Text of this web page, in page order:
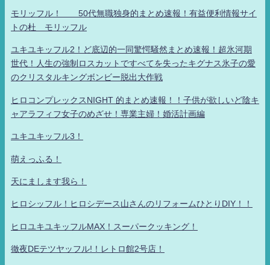
モリッフル！ 50代無職独身的まとめ速報！有益便利情報サイ
トの杜 モリッフル
ユキユキッフル2！ど底辺的一同驚愕騒然まとめ速報！超氷河期
世代！人生の強制ロスカットですべてを失ったキグナス氷子の愛
のクリスタルキングボンビー脱出大作戦
ヒロコンプレックスNIGHT 的まとめ速報！！子供が欲しいど陰キ
ャアラフィフ女子のめざせ！専業主婦！婚活計画編
ユキユキッフル3！
萌えっふる！
天にまします我ら！
ヒロシッフル！ヒロシデース山さんのリフォームひとりDIY！！
ヒロユキユキッフルMAX！スーパークッキング！
徹夜DEテツヤッフル!！レトロ館2号店！